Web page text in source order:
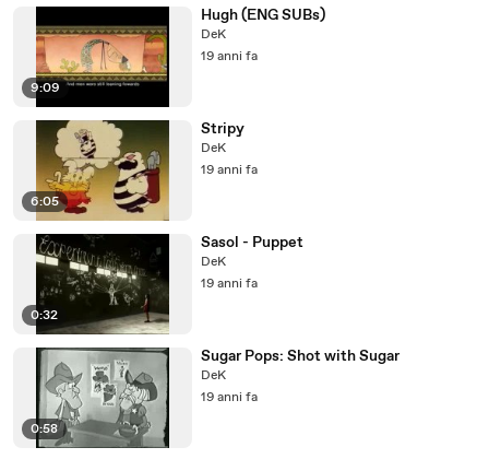
9:09
Hugh (ENG SUBs)
DeK
19 anni fa
6:05
Stripy
DeK
19 anni fa
0:32
Sasol - Puppet
DeK
19 anni fa
0:58
Sugar Pops: Shot with Sugar
DeK
19 anni fa